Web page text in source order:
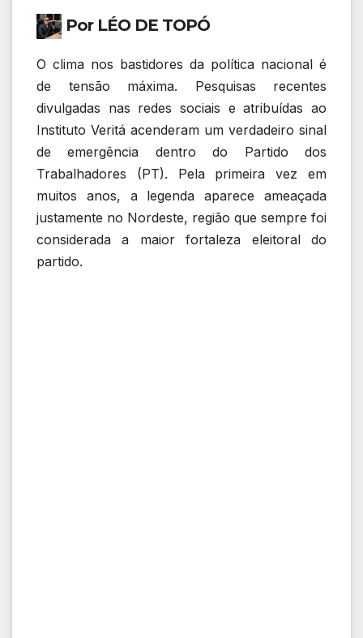
Por LÉO DE TOPÓ
O clima nos bastidores da política nacional é
de tensão máxima. Pesquisas recentes
divulgadas nas redes sociais e atribuídas ao
Instituto Veritá acenderam um verdadeiro sinal
de emergência dentro do Partido dos
Trabalhadores (PT). Pela primeira vez em
muitos anos, a legenda aparece ameaçada
justamente no Nordeste, região que sempre foi
considerada a maior fortaleza eleitoral do
partido.